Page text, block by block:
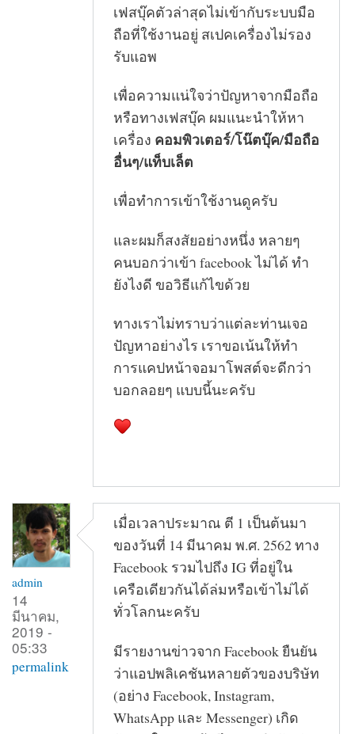
เฟสบุ๊คตัวล่าสุดไม่เข้ากับระบบมือ
ถือที่ใช้งานอยู่ สเปคเครื่องไม่รอง
รับแอพ
เพื่อความแน่ใจว่าปัญหาจากมือถือ
หรือทางเฟสบุ๊ค ผมแนะนำให้หา
เครื่อง คอมพิวเตอร์/โน๊ตบุ๊ค/มือถือ
อื่นๆ/แท็บเล็ต
เพื่อทำการเข้าใช้งานดูครับ
และผมก็สงสัยอย่างหนึ่ง หลายๆ
คนบอกว่าเข้า facebook ไม่ได้ ทำ
ยังไงดี ขอวิธีแก้ไขด้วย
ทางเราไม่ทราบว่าแต่ละท่านเจอ
ปัญหาอย่างไร เราขอเน้นให้ทำ
การแคปหน้าจอมาโพสต์จะดีกว่า
บอกลอยๆ แบบนี้นะครับ
admin
14
มีนาคม,
2019 -
05:33
permalink
เมื่อเวลาประมาณ ตี 1 เป็นต้นมา
ของวันที่ 14 มีนาคม พ.ศ. 2562 ทาง
Facebook รวมไปถึง IG ที่อยู่ใน
เครือเดียวกันได้ล่มหรือเข้าไม่ได้
ทั่วโลกนะครับ
มีรายงานข่าวจาก Facebook ยืนยัน
ว่าแอปพลิเคชันหลายตัวของบริษัท
(อย่าง Facebook, Instagram,
WhatsApp และ Messenger) เกิด